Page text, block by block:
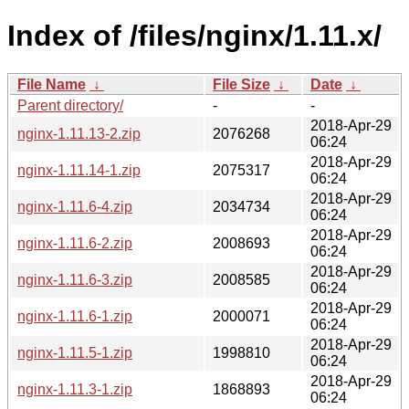
Index of /files/nginx/1.11.x/
File Name ↓ File Size ↓ Date ↓
Parent directory/
-
-
nginx-1.11.13-2.zip
2076268
2018-Apr-29
06:24
nginx-1.11.14-1.zip
2075317
2018-Apr-29
06:24
nginx-1.11.6-4.zip
2034734
2018-Apr-29
06:24
nginx-1.11.6-2.zip
2008693
2018-Apr-29
06:24
nginx-1.11.6-3.zip
2008585
2018-Apr-29
06:24
nginx-1.11.6-1.zip
2000071
2018-Apr-29
06:24
nginx-1.11.5-1.zip
1998810
2018-Apr-29
06:24
nginx-1.11.3-1.zip
1868893
2018-Apr-29
06:24